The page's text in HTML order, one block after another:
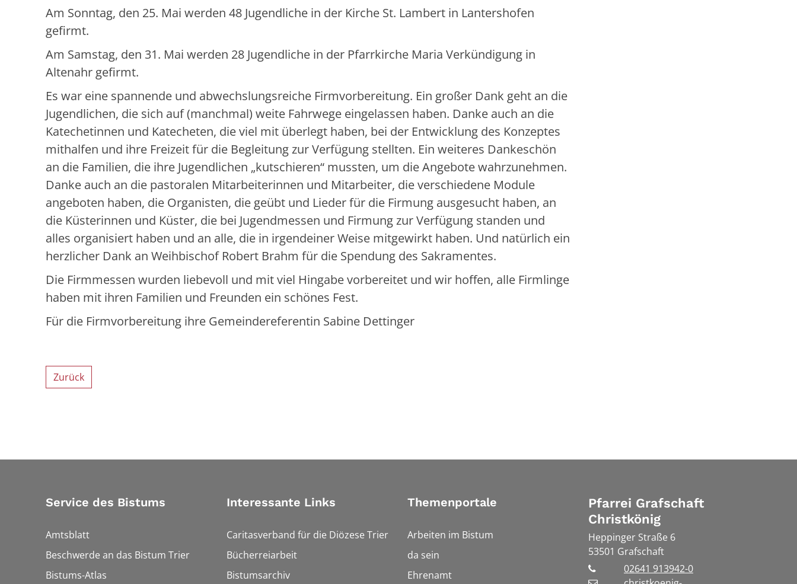
Am Sonntag, den 25. Mai werden 48 Jugendliche in der Kirche St. Lambert in Lantershofen
gefirmt.
Am Samstag, den 31. Mai werden 28 Jugendliche in der Pfarrkirche Maria Verkündigung in
Altenahr gefirmt.
Es war eine spannende und abwechslungsreiche Firmvorbereitung. Ein großer Dank geht an die
Jugendlichen, die sich auf (manchmal) weite Fahrwege eingelassen haben. Danke auch an die
Katechetinnen und Katecheten, die viel mit überlegt haben, bei der Entwicklung des Konzeptes
mithalfen und ihre Freizeit für die Begleitung zur Verfügung stellten. Ein weiteres Dankeschön
an die Familien, die ihre Jugendlichen „kutschieren“ mussten, um die Angebote wahrzunehmen.
Danke auch an die pastoralen Mitarbeiterinnen und Mitarbeiter, die verschiedene Module
angeboten haben, die Organisten, die geübt und Lieder für die Firmung ausgesucht haben, an
die Küsterinnen und Küster, die bei Jugendmessen und Firmung zur Verfügung standen und
alles organisiert haben und an alle, die in irgendeiner Weise mitgewirkt haben. Und natürlich ein
herzlicher Dank an Weihbischof Robert Brahm für die Spendung des Sakramentes.
Die Firmmessen wurden liebevoll und mit viel Hingabe vorbereitet und wir hoffen, alle Firmlinge
haben mit ihren Familien und Freunden ein schönes Fest.
Für die Firmvorbereitung ihre Gemeindereferentin Sabine Dettinger
Zurück
Service des Bistums
Amtsblatt
Beschwerde an das Bistum Trier
Bistums-Atlas
Interessante Links
Caritasverband für die Diözese Trier
Bücherreiarbeit
Bistumsarchiv
Themenportale
Arbeiten im Bistum
da sein
Ehrenamt
Pfarrei Grafschaft
Christkönig
Heppinger Straße 6
53501 Grafschaft
02641 913942-0